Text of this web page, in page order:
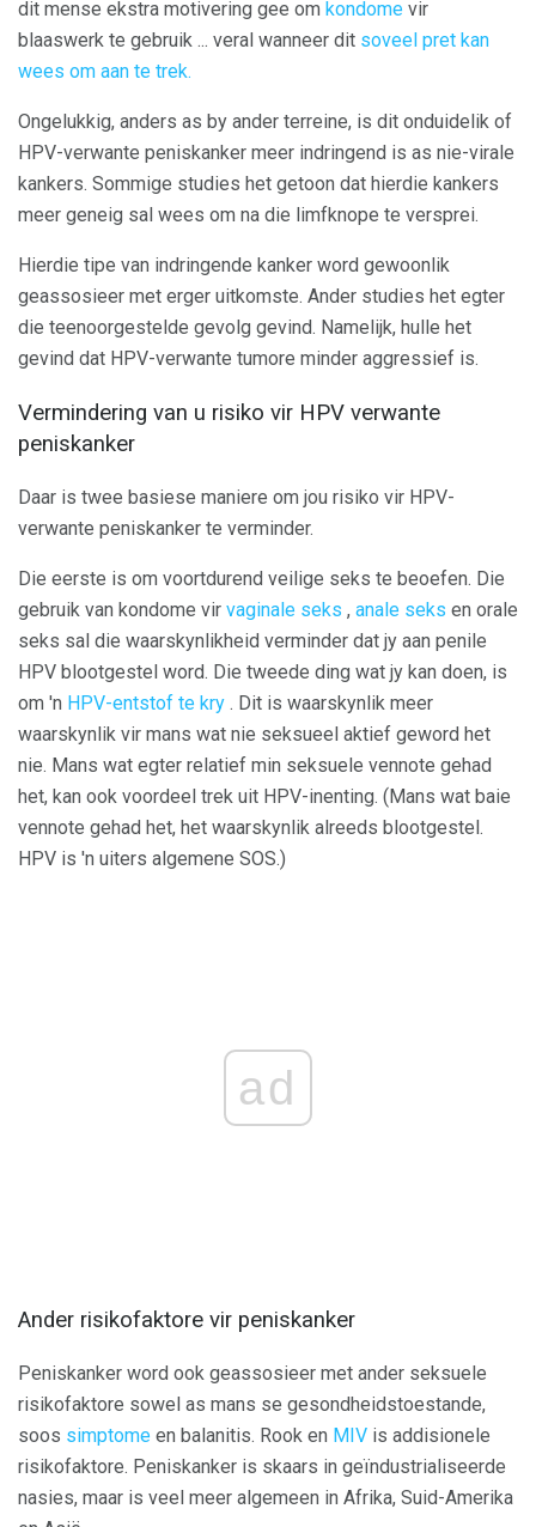
dit mense ekstra motivering gee om kondome vir
blaaswerk te gebruik ... veral wanneer dit soveel pret kan
wees om aan te trek.
Ongelukkig, anders as by ander terreine, is dit onduidelik of
HPV-verwante peniskanker meer indringend is as nie-virale
kankers. Sommige studies het getoon dat hierdie kankers
meer geneig sal wees om na die limfknope te versprei.
Hierdie tipe van indringende kanker word gewoonlik
geassosieer met erger uitkomste. Ander studies het egter
die teenoorgestelde gevolg gevind. Namelijk, hulle het
gevind dat HPV-verwante tumore minder aggressief is.
Vermindering van u risiko vir HPV verwante
peniskanker
Daar is twee basiese maniere om jou risiko vir HPV-
verwante peniskanker te verminder.
Die eerste is om voortdurend veilige seks te beoefen. Die
gebruik van kondome vir vaginale seks , anale seks en orale
seks sal die waarskynlikheid verminder dat jy aan penile
HPV blootgestel word. Die tweede ding wat jy kan doen, is
om 'n HPV-entstof te kry . Dit is waarskynlik meer
waarskynlik vir mans wat nie seksueel aktief geword het
nie. Mans wat egter relatief min seksuele vennote gehad
het, kan ook voordeel trek uit HPV-inenting. (Mans wat baie
vennote gehad het, het waarskynlik alreeds blootgestel.
HPV is 'n uiters algemene SOS.)
ad
Ander risikofaktore vir peniskanker
Peniskanker word ook geassosieer met ander seksuele
risikofaktore sowel as mans se gesondheidstoestande,
soos simptome en balanitis. Rook en MIV is addisionele
risikofaktore. Peniskanker is skaars in geïndustrialiseerde
nasies, maar is veel meer algemeen in Afrika, Suid-Amerika